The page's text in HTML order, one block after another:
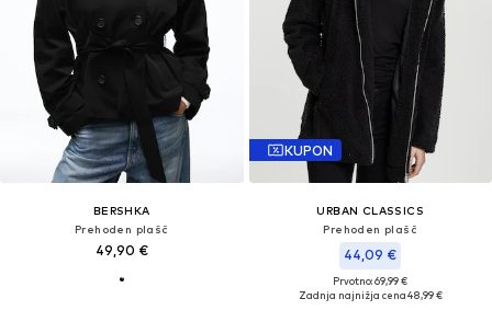
BERSHKA
Prehoden plašč
49,90 €
KUPON
URBAN CLASSICS
Prehoden plašč
44,09 €
Prvotno: 69,99 €
Zadnja najnižja cena48,99 €